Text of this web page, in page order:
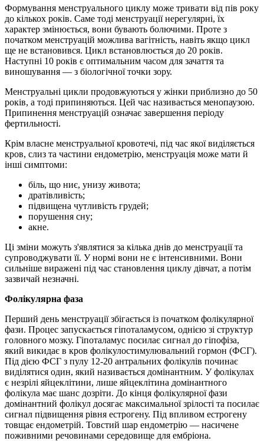
Формування менструального циклу може тривати від пів року
до кількох років. Саме тоді менструації нерегулярні, їх
характер змінюється, вони бувають болючими. Проте з
початком менструацій можлива вагітність, навіть якщо цикл
ще не встановився. Цикл встановлюється до 20 років.
Наступні 10 років є оптимальним часом для зачаття та
виношування — з біологічної точки зору.
Менструальні цикли продовжуються у жінки приблизно до 50
років, а тоді припиняються. Цей час називається менопаузою.
Припинення менструацій означає завершення періоду
фертильності.
Крім власне менструальної кровотечі, під час якої виділяється
кров, слиз та частини ендометрію, менструація може мати й
інші симптоми:
біль, що ниє, унизу живота;
дратівливість;
підвищена чутливість грудей;
порушення сну;
акне.
Ці зміни можуть з'являтися за кілька днів до менструації та
супроводжувати її. У нормі вони не є інтенсивними. Вони
сильніше виражені під час становлення циклу дівчат, а потім
зазвичай незначні.
Фолікулярна фаза
Перший день менструації збігається із початком фолікулярної
фази. Процес запускається гіпоталамусом, однією зі структур
головного мозку. Гіпоталамус посилає сигнал до гіпофіза,
який викидає в кров фолікулостимулювальний гормон (ФСГ).
Під дією ФСГ з пулу 12-20 антральних фолікулів починає
виділятися один, який називається домінантним. У фолікулах
є незрілі яйцеклітини, лише яйцеклітина домінантного
фолікула має шанс дозріти. До кінця фолікулярної фази
домінантний фолікул досягає максимальної зрілості та посилає
сигнал підвищення рівня естрогену. Під впливом естрогену
товщає ендометрій. Товстий шар ендометрію — насичене
поживними речовинами середовище для ембріона.